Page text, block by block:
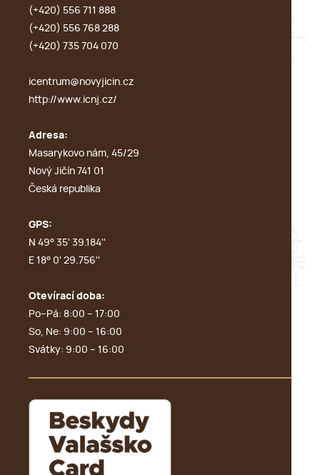
(+420) 556 711 888
(+420) 556 768 288
(+420) 735 704 070
icentrum@novyjicin.cz
http://www.icnj.cz/
Adresa:
Masarykovo nám, 45/29
Nový Jičín 741 01
Česká republika
GPS:
N 49° 35' 39.184''
E 18° 0' 29.756''
Otevírací doba:
Po–Pá: 8:00 – 17:00
So, Ne: 9:00 – 16:00
Svátky: 9:00 – 16:00